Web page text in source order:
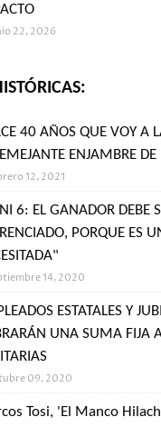
22, 2026
40 AÑOS QUE VOY A
ENJAMBRE
12, 2021
6: EL GANADOR DEBE
PORQUE ES
14, 2020
ESTATALES Y
UNA SUMA FIJA
09, 2020
Tosi, 'El Manco